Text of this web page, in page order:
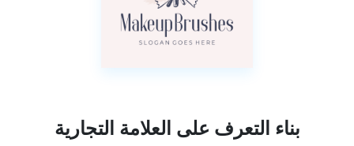
بناء التعرف على العلامة التجارية